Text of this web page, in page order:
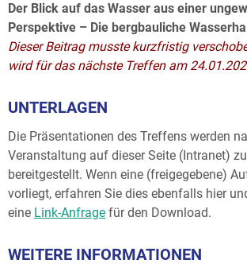
Der Blick auf das Wasser aus einer
Perspektive – Die bergbauliche
Dieser Beitrag musste kurzfristig
wird für das nächste Treffen am
UNTERLAGEN
Die Präsentationen des Treffens werden
Veranstaltung auf dieser Seite (Intranet)
bereitgestellt. Wenn eine (freigegebene)
vorliegt, erfahren Sie dies ebenfalls hier
eine Link-Anfrage für den Download.
WEITERE INFORMATIONEN